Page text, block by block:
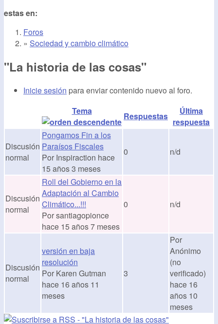
estas en:
Foros
» Sociedad y cambio climático
"La historia de las cosas"
Inicie sesión para enviar contenido nuevo al foro.
Tema
Respuestas
Última
respuesta
Discusión
normal
Pongamos Fin a los
Paraísos Fiscales
Por Inspiraction hace
15 años 3 meses
0 n/d
Discusión
normal
Roll del Gobierno en la
Adaptación al Cambio
Climático...!!!
Porsantiagopionce
hace 15 años 7 meses
0 n/d
Discusión
normal
versión en baja
resolución
Por Karen Gutman
hace 16 años 11
meses
3
Por
Anónimo
(no
verificado)
hace 16
años 10
meses